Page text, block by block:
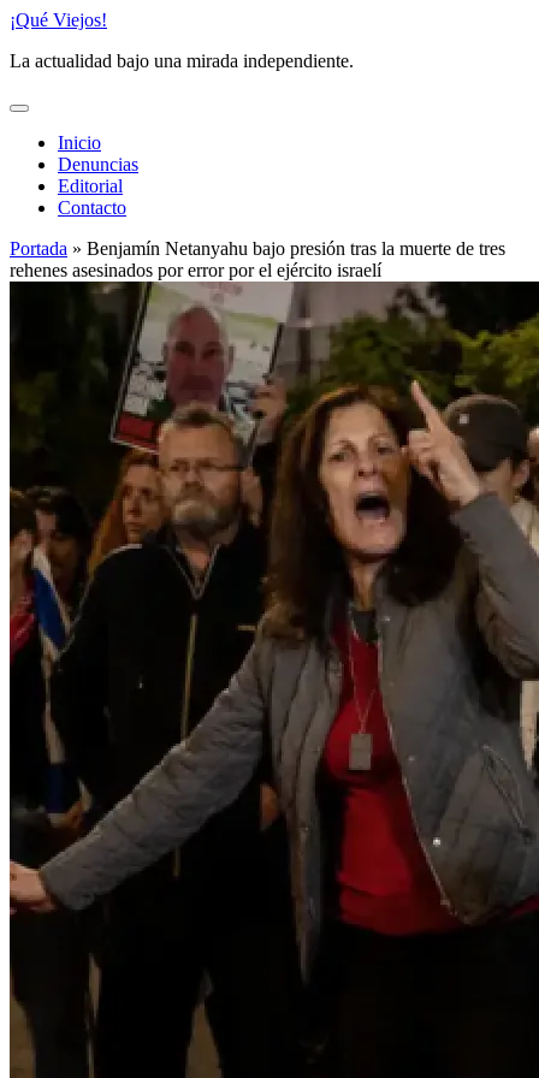
Saltar
contenido
¡Qué Viejos!
La actualidad bajo una mirada independiente.
Inicio
Denuncias
Editorial
Contacto
Portada » Benjamín Netanyahu bajo presión tras la muerte de tres
rehenes asesinados por error por el ejército israelí